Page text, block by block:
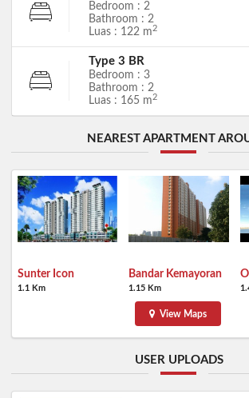
Bedroom : 2
Bathroom : 2
Luas : 122 m2
Type 3 BR
Bedroom : 3
Bathroom : 2
Luas : 165 m 2
NEAREST APARTMENT
Sunter Icon
1.1 Km
Bandar Kemayoran
1.15 Km
View Maps
USER UPLOADS